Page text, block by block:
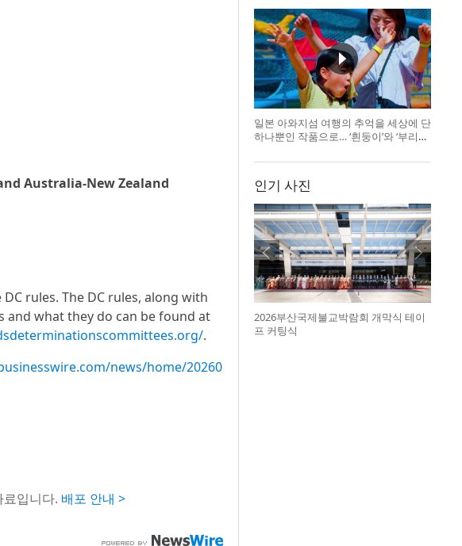
Australia-New Zealand
rules. The DC rules, along with
what they do can be found at
.
news/home/20260
료입니다. 배포 안내 >
일본 아와지섬 여행의 추억을 세상에 단
하나뿐인 작품으로… ‘흰둥이’와 ‘부리부
인기 사진
2026부산국제불교박람회 개막식 테이
프 커팅식